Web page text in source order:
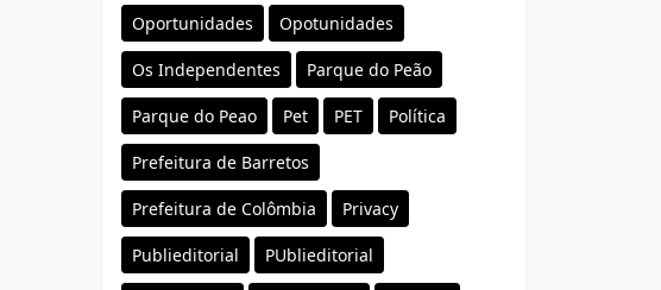
Oportunidades Opotunidades
Os Independentes Parque do Peão
Parque do Peao Pet PET Política
Prefeitura de Barretos
Prefeitura de Colômbia Privacy
Publieditorial PUblieditorial